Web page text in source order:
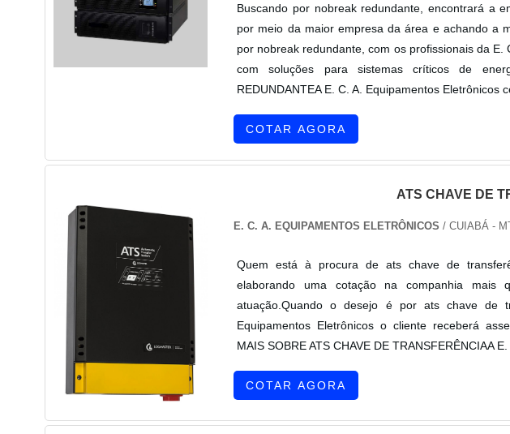
Buscando por nobreak redundante, encontrará a
por meio da maior empresa da área e achando a
por nobreak redundante, com os profissionais da
com soluções para sistemas críticos de
REDUNDANTEA E. C. A. Equipamentos Eletrônicos
COTAR AGORA
ATS CHAVE DE
E. C. A. EQUIPAMENTOS ELETRÔNICOS/ CUIABÁ -
Quem está à procura de ats chave de
elaborando uma cotação na companhia
atuação.Quando o desejo é por ats chave de
Equipamentos Eletrônicos o cliente receberá
MAIS SOBRE ATS CHAVE DE TRANSFERÊNCIAA
COTAR AGORA